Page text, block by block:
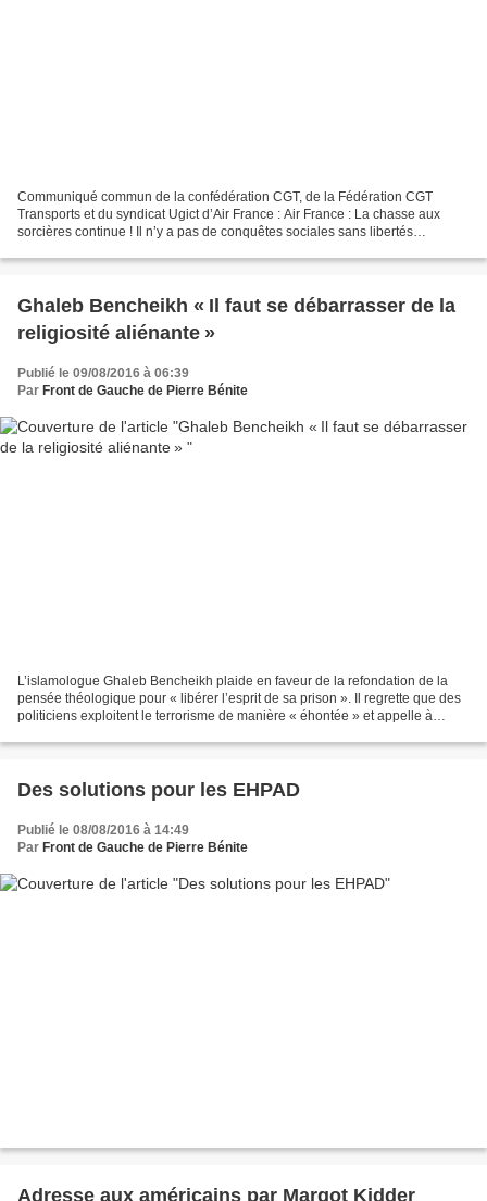
Communiqué commun de la confédération CGT, de la Fédération CGT
Transports et du syndicat Ugict d’Air France : Air France : La chasse aux
sorcières continue ! Il n’y a pas de conquêtes sociales sans libertés
Ghaleb Bencheikh « Il faut se débarrasser de la
religiosité aliénante »
Publié le 09/08/2016 à 06:39
Par Front de Gauche de Pierre Bénite
L’islamologue Ghaleb Bencheikh plaide en faveur de la refondation de la
pensée théologique pour « libérer l’esprit de sa prison ». Il regrette que des
politiciens exploitent le terrorisme de manière « éhontée » et appelle à
Des solutions pour les EHPAD
Publié le 08/08/2016 à 14:49
Par Front de Gauche de Pierre Bénite
Adresse aux américains par Margot Kidder